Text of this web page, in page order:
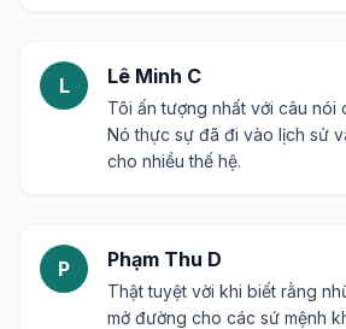
L Lê Minh C
Tôi ấn tượng nhất với câu nói
Nó thực sự đã đi vào lịch sử
cho nhiều thế hệ.
P Phạm Thu D
Thật tuyệt vời khi biết rằng
mở đường cho các sứ mệnh